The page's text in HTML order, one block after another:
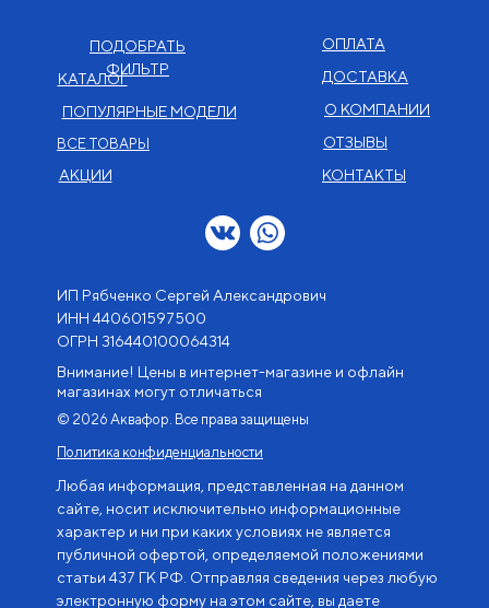
© 2026 Аквафор. Все права защищены
Политика конфиденциальности
Внимание! Цены в интернет-магазине и офлайн
магазинах могут отличаться
Любая информация, представленная на данном
сайте, носит исключительно информационные
характер и ни при каких условиях не является
публичной офертой, определяемой положениями
статьи 437 ГК РФ. Отправляя сведения через любую
электронную форму на этом сайте, вы даете
КАТАЛОГ
О КОМПАНИИ
КОНТАКТЫ
ОПЛАТА
АКЦИИ
ПОПУЛЯРНЫЕ МОДЕЛИ
ДОСТАВКА
ОТЗЫВЫ
ВСЕ ТОВАРЫ
ПОДОБРАТЬ
ФИЛЬТР
ИП Рябченко Сергей Александрович
ИНН 440601597500
OГРН 316440100064314